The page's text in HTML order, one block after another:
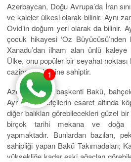
Azerbaycan, Doğu Avrupa’da İran
ve kaleler ülkesi olarak bilinir. Aynı
Ovid’in doğum yeri olarak da bilinir.
çocuk hikayesi ‘Oz Büyücüsü’nden
Xanadu’dan ilham alan ünlü kaleye
Ülke, onu popüler bir seyahat
cazibe merkezine sahiptir.
Azerbaycan’ın başkenti Bakü,
Ayrıca ziyaretçilerin esaret altında
diğer balıkları görebilecekleri güzel
birçok tarihi mekana ve doğa
yapmaktadır. Bunlardan bazıları,
sahipliği yapan Bakü Takımadaları;
yüksekliğe kadar eski ağaçları
1